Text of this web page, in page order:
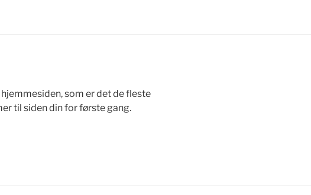
som er det de fleste
til siden din for første gang.